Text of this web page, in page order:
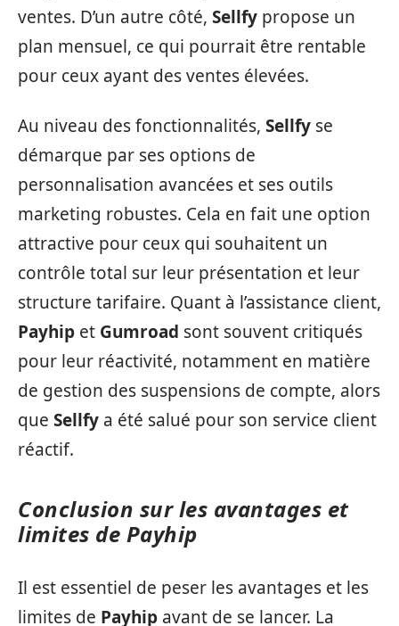
ventes. D’un autre côté, Sellfy propose un
plan mensuel, ce qui pourrait être rentable
pour ceux ayant des ventes élevées.
Au niveau des fonctionnalités, Sellfy se
démarque par ses options de
personnalisation avancées et ses outils
marketing robustes. Cela en fait une option
attractive pour ceux qui souhaitent un
contrôle total sur leur présentation et leur
structure tarifaire. Quant à l’assistance client,
Payhip et Gumroad sont souvent critiqués
pour leur réactivité, notamment en matière
de gestion des suspensions de compte, alors
que Sellfy a été salué pour son service client
réactif.
Conclusion sur les avantages et
limites de Payhip
Il est essentiel de peser les avantages et les
limites de Payhip avant de se lancer. La